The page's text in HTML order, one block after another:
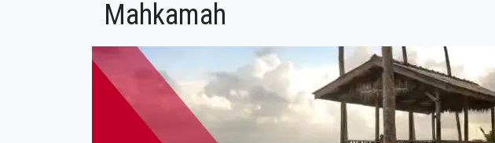
Mahkamah